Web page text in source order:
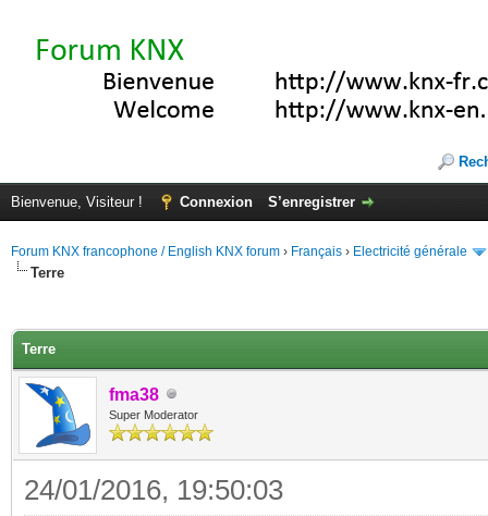
Bienvenue, Visiteur ! Connexion S’enregistrer
Forum KNX francophone / English KNX forum › Français › Electricité générale
Terre
Terre
fma38
Super Moderator
24/01/2016, 19:50:03